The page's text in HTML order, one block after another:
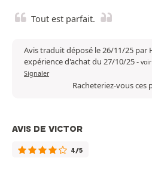
Tout est parfait.
Avis traduit déposé le 26/11/25 par
expérience d'achat du 27/10/25-
Signaler
Racheteriez-vous ces
AVIS DE VICTOR
4/5